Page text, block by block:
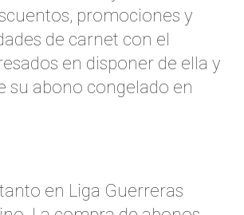
promociones y
de carnet con el
en disponer de ella y
su abono congelado en
en Liga Guerreras